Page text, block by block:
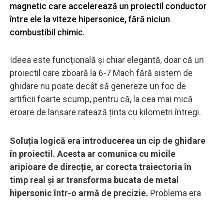
magnetic care accelerează un proiectil conductor
între ele la viteze hipersonice, fără niciun
combustibil chimic.
Ideea este funcțională și chiar elegantă, doar că un
proiectil care zboară la 6-7 Mach fără sistem de
ghidare nu poate decât să genereze un foc de
artificii foarte scump, pentru că, la cea mai mică
eroare de lansare ratează ținta cu kilometri întregi.
Soluția logică era introducerea un cip de ghidare
în proiectil. Acesta ar comunica cu micile
aripioare de direcție, ar corecta traiectoria în
timp real și ar transforma bucata de metal
hipersonic într-o armă de precizie. Problema era